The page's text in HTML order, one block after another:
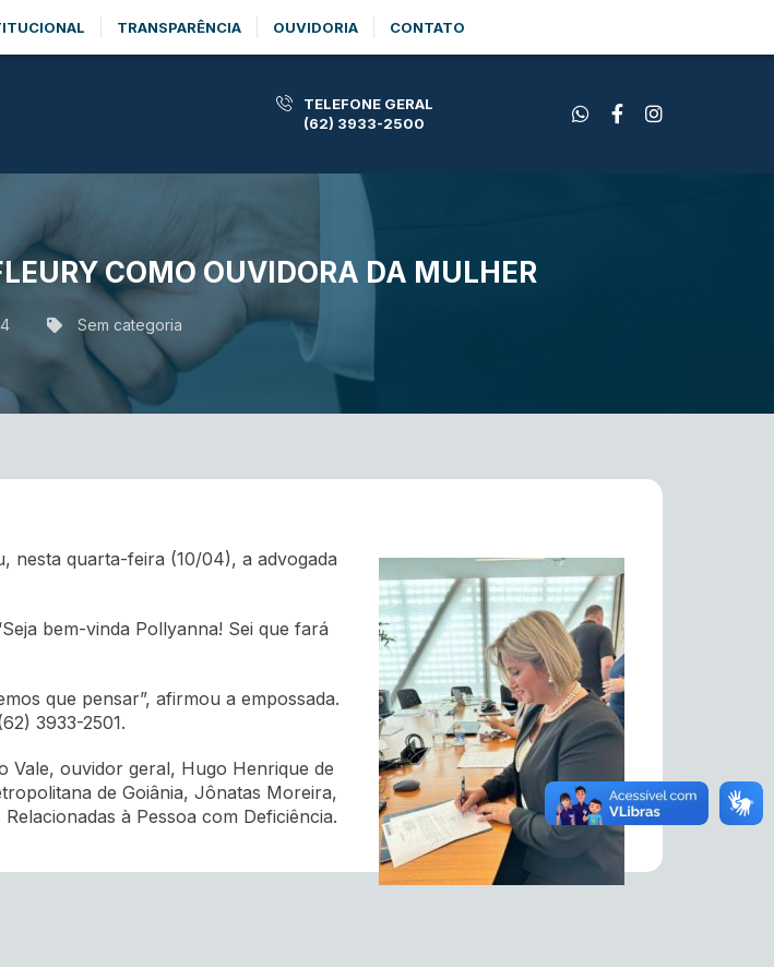
TRANSPARÊNCIA OUVIDORIA CONTATO
TELEFONE GERAL
(62) 3933-2500
COMO OUVIDORA DA MULHER
Sem categoria
nesta quarta-feira (10/04), a advogada
bem-vinda Pollyanna! Sei que fará
que pensar”, afirmou a empossada.
3933-2501.
Vale, ouvidor geral, Hugo Henrique de
de Goiânia, Jônatas Moreira,
à Pessoa com Deficiência.